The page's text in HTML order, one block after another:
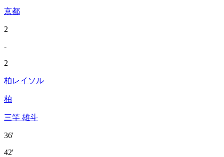
京都
2
-
2
柏レイソル
柏
三竿 雄斗
36'
42'